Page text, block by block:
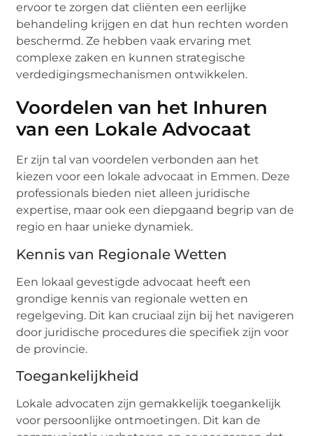
ervoor te zorgen dat cliënten een eerlijke
behandeling krijgen en dat hun rechten worden
beschermd. Ze hebben vaak ervaring met
complexe zaken en kunnen strategische
verdedigingsmechanismen ontwikkelen.
Voordelen van het Inhuren
van een Lokale Advocaat
Er zijn tal van voordelen verbonden aan het
kiezen voor een lokale advocaat in Emmen. Deze
professionals bieden niet alleen juridische
expertise, maar ook een diepgaand begrip van de
regio en haar unieke dynamiek.
Kennis van Regionale Wetten
Een lokaal gevestigde advocaat heeft een
grondige kennis van regionale wetten en
regelgeving. Dit kan cruciaal zijn bij het navigeren
door juridische procedures die specifiek zijn voor
de provincie.
Toegankelijkheid
Lokale advocaten zijn gemakkelijk toegankelijk
voor persoonlijke ontmoetingen. Dit kan de